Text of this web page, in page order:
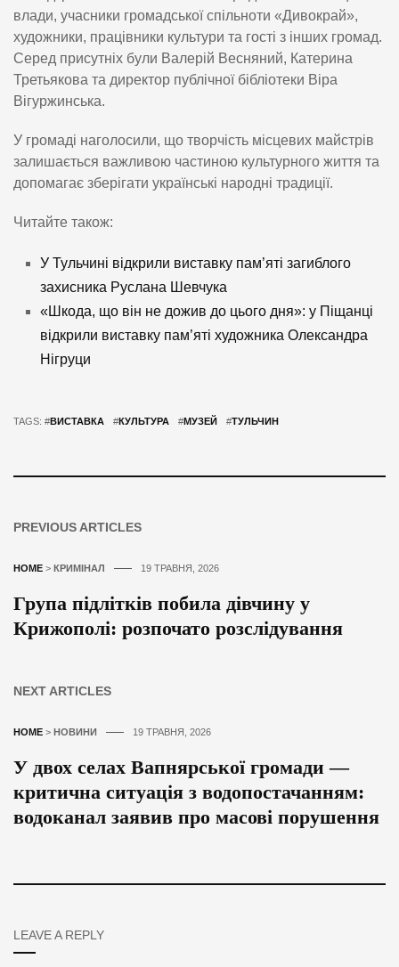
влади, учасники громадської спільноти «Дивокрай»,
художники, працівники культури та гості з інших громад.
Серед присутніх були Валерій Весняний, Катерина
Третьякова та директор публічної бібліотеки Віра
Вігуржинська.
У громаді наголосили, що творчість місцевих майстрів
залишається важливою частиною культурного життя та
допомагає зберігати українські народні традиції.
Читайте також:
У Тульчині відкрили виставку пам’яті загиблого
захисника Руслана Шевчука
«Шкода, що він не дожив до цього дня»: у Піщанці
відкрили виставку пам’яті художника Олександра
Нігруци
TAGS: #ВИСТАВКА #КУЛЬТУРА #МУЗЕЙ #ТУЛЬЧИН
PREVIOUS ARTICLES
HOME > КРИМІНАЛ 19 ТРАВНЯ, 2026
Група підлітків побила дівчину у
Крижополі: розпочато розслідування
NEXT ARTICLES
HOME > НОВИНИ 19 ТРАВНЯ, 2026
У двох селах Вапнярської громади —
критична ситуація з водопостачанням:
водоканал заявив про масові порушення
LEAVE A REPLY